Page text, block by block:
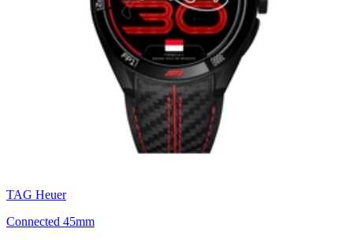
TAG Heuer
Connected 45mm